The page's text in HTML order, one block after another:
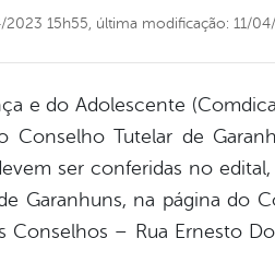
2023 15h55, última modificação: 11/
e do Adolescente
Tutelar de
ser conferidas no
Garanhuns, na página do
Conselhos – Rua Ernesto